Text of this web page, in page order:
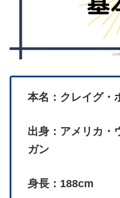
本名：クレイグ・
出身：アメリカ・
ガン
身長：188cm